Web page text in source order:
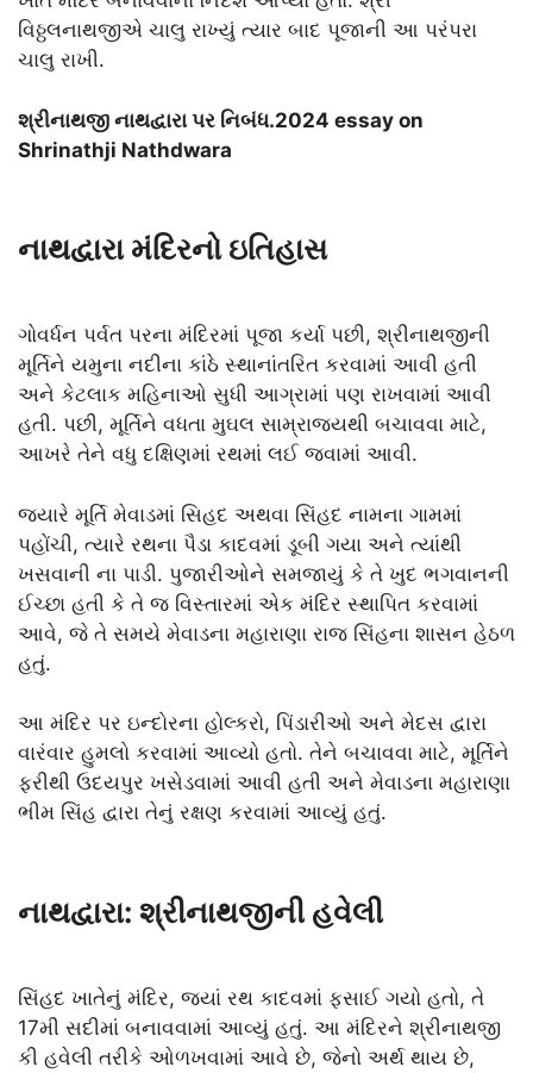
વિઠ્ઠલનાથજીએ ચાલુ રાખ્યું ત્યાર બાદ પૂજાની આ પરંપરા
ચાલુ રાખી.
શ્રીનાથજી નાથદ્વારા પર નિબંધ.2024 essay on
Shrinathji Nathdwara
નાથદ્વારા મંદિરનો ઇતિહાસ
ગોવર્ધન પર્વત પરના મંદિરમાં પૂજા કર્યા પછી, શ્રીનાથજીની
મૂર્તિને યમુના નદીના કાંઠે સ્થાનાંતરિત કરવામાં આવી હતી
અને કેટલાક મહિનાઓ સુધી આગ્રામાં પણ રાખવામાં આવી
હતી. પછી, મૂર્તિને વધતા મુઘલ સામ્રાજ્યથી બચાવવા માટે,
આખરે તેને વધુ દક્ષિણમાં રથમાં લઈ જવામાં આવી.
જ્યારે મૂર્તિ મેવાડમાં સિહદ અથવા સિંહદ નામના ગામમાં
પહોંચી, ત્યારે રથના પૈડા કાદવમાં ડૂબી ગયા અને ત્યાંથી
ખસવાની ના પાડી. પુજારીઓને સમજાયું કે તે ખુદ ભગવાનની
ઈચ્છા હતી કે તે જ વિસ્તારમાં એક મંદિર સ્થાપિત કરવામાં
આવે, જે તે સમયે મેવાડના મહારાણા રાજ સિંહના શાસન હેઠળ
હતું.
આ મંદિર પર ઇન્દોરના હોલ્કરો, પિંડારીઓ અને મેદસ દ્વારા
વારંવાર હુમલો કરવામાં આવ્યો હતો. તેને બચાવવા માટે, મૂર્તિને
ફરીથી ઉદયપુર ખસેડવામાં આવી હતી અને મેવાડના મહારાણા
ભીમ સિંહ દ્વારા તેનું રક્ષણ કરવામાં આવ્યું હતું.
નાથદ્વારા: શ્રીનાથજીની હવેલી
સિંહદ ખાતેનું મંદિર, જ્યાં રથ કાદવમાં ફસાઈ ગયો હતો, તે
17મી સદીમાં બનાવવામાં આવ્યું હતું. આ મંદિરને શ્રીનાથજી
કી હવેલી તરીકે ઓળખવામાં આવે છે, જેનો અર્થ થાય છે,